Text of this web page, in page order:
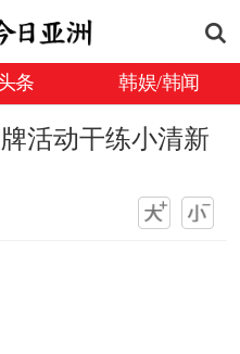
条 韩娱/韩闻
活动干练小清新